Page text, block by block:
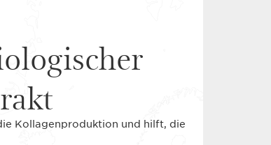
Kollagenproduktion und hilft, die